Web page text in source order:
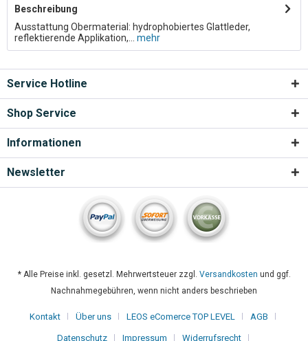
Beschreibung
Ausstattung Obermaterial: hydrophobiertes Glattleder,
reflektierende Applikation,...
mehr
Service Hotline
Shop Service
Informationen
Newsletter
* Alle Preise inkl. gesetzl. Mehrwertsteuer zzgl. Versandkosten und ggf.
Nachnahmegebühren, wenn nicht anders beschrieben
Kontakt Über uns LEOS eComerce TOP LEVEL AGB
Datenschutz Impressum Widerrufsrecht